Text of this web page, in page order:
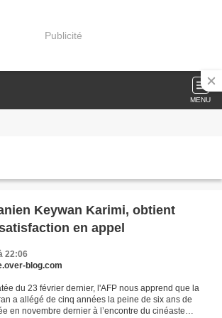
Publicité
MENU
Keywan Karimi, obtient
en appel
22:06
blog.com
du 23 février dernier, l'AFP nous apprend que la
a allégé de cinq années la peine de six ans de
en novembre dernier à l’encontre du cinéaste